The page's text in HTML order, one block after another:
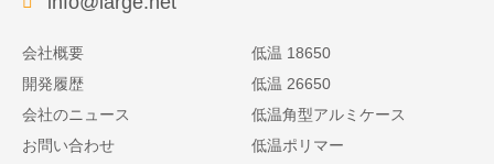
会社概要
開発履歴
会社のニュース
お問い合わせ
低温 18650
低温 26650
低温角型アルミケース
低温ポリマー